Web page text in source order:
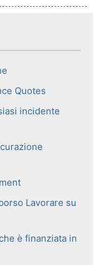
Quotes
incidente
Lavorare su
è finanziata in